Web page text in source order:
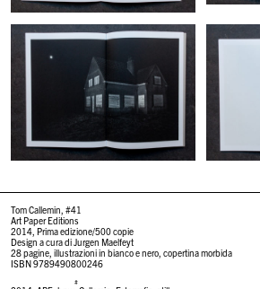
Tom Callemin, #41
Art Paper Editions
2014, Prima edizione/500 copie
Design a cura di Jurgen Maelfeyt
28 pagine, illustrazioni in bianco e nero, copertina morbida
ISBN 9789490800246
#